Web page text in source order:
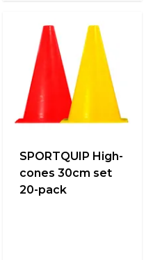
SPORTQUIP High-
cones 30cm set
20-pack